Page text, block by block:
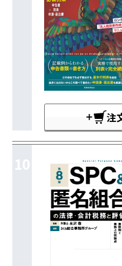
注
10